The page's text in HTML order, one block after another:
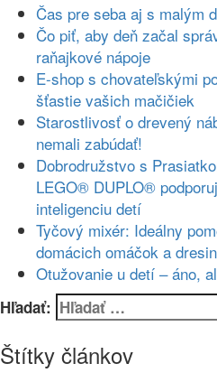
Čas pre seba aj s malým
Čo piť, aby deň začal
raňajkové nápoje
E-shop s chovateľskými
šťastie vašich mačičiek
Starostlivosť o drevený
nemali zabúdať!
Dobrodružstvo s
LEGO® DUPLO®
inteligenciu detí
Tyčový mixér: Ideálny
domácich omáčok a
Otužovanie u detí – áno,
Hľadať:
Štítky článkov